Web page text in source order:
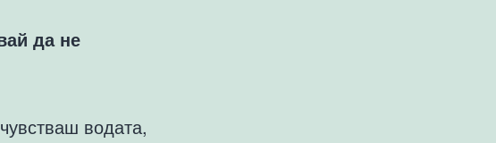
да не
водата,